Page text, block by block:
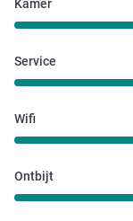
Kamer
Service
Wifi
Ontbijt